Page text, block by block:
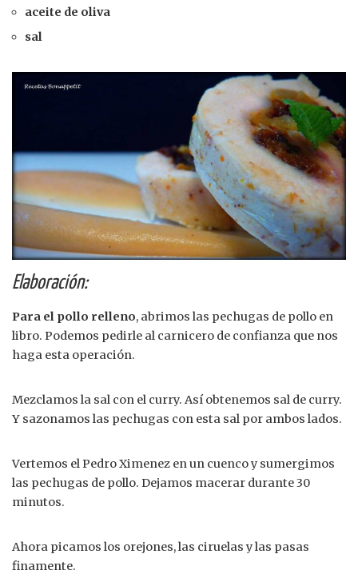
aceite de oliva
sal
Elaboración:
Para el pollo relleno, abrimos las pechugas de pollo en
libro. Podemos pedirle al carnicero de confianza que nos
haga esta operación.
Mezclamos la sal con el curry. Así obtenemos sal de curry.
Y sazonamos las pechugas con esta sal por ambos lados.
Vertemos el Pedro Ximenez en un cuenco y sumergimos
las pechugas de pollo. Dejamos macerar durante 30
minutos.
Ahora picamos los orejones, las ciruelas y las pasas
finamente.